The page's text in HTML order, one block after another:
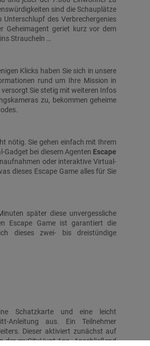
sind die Schauplätze
des Verbrechergenies
Geheimagent geriet kurz vor dem
Straucheln …
Klicks haben Sie sich in unsere
rund um Ihre Mission in
Sie stetig mit weiteren Infos
zu, bekommen geheime
nötig. Sie gehen einfach mit Ihrem
bei diesem Agenten Escape
oder interaktive Virtual-
dieses Escape Game alles für Sie
später diese unvergessliche
Escape Game ist garantiert die
dieses zwei- bis dreistündige
Schatzkarte und eine leicht
Anleitung aus. Ein Teilnehmer
Dieser aktiviert zunächst auf
der myCityHunt App. Anschließend